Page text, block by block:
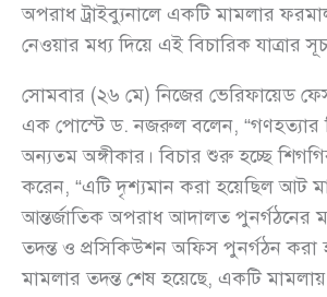
অপরাধ ট্রাইব্যুনালে একটি মামলার
নেওয়ার মধ্য দিয়ে এই বিচারিক যাত্রার
সোমবার (২৬ মে) নিজের ভেরিফায়েড
এক পোস্টে ড. নজরুল বলেন, “গণহত্যার
অন্যতম অঙ্গীকার। বিচার শুরু হচ্ছে
করেন, “এটি দৃশ্যমান করা হয়েছিল আট
আন্তর্জাতিক অপরাধ আদালত পুনর্গঠনের
তদন্ত ও প্রসিকিউশন অফিস পুনর্গঠন করা
মামলার তদন্ত শেষ হয়েছে, একটি